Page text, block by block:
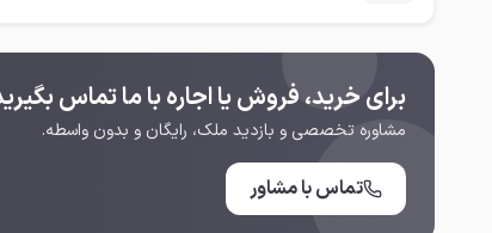
برای خرید، فروش یا اجاره با ما تماس
مشاوره تخصصی و بازدید ملک، رایگان و بدون واسطه.
تماس با مشاور